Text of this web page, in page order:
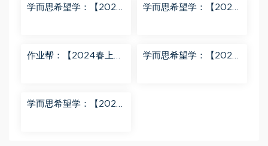
学而思希望学：【2024
学而思希望学：【2023
作业帮：【2024春上】
学而思希望学：【2024
学而思希望学：【2023